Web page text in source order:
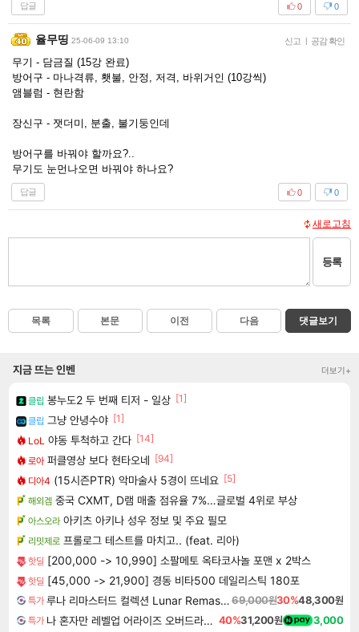
답글 0
0
율무띵 25-06-09 13:10 신고 | 공감 확인
무기 - 담금질 (15강 완료)
방어구 - 마나격류, 횃불, 안정, 저격, 바위거인 (10강씩)
앰블럼 - 현란함
장신구 - 잿더미, 분출, 불기둥인데
방어구를 바꿔야 할까요?..
무기도 눈먼나오면 바꿔야 하나요?
답글 0
0
새로고침
등록
목록 본문 이전 다음 댓글보기
지금 뜨는 인벤 더보기+
클립 봉누도2 두 번째 티저 - 일상 [1]
클립 그냥 안녕수야 [1]
LoL 야동 투척하고 간다 [14]
로아 퍼클영상 보다 현타오네 [94]
디아4 (15시즌PTR) 악마술사 5경이 뜨네요 [5]
해외겜 중국 CXMT, D램 매출 점유율 7%…글로벌 4위로 부상
아스오라 아키츠 아키나 성우 정보 및 주요 필모
리밋제로 프롤로그 테스트를 마치고.. (feat. 리아)
핫딜 [200,000 -> 10,990] 소팔메토 옥타코사놀 포맨 x 2박스
핫딜 [45,000 -> 21,900] 경동 비타500 데일리스틱 180포
특가 루나 리마스터드 컬렉션 Lunar Remastered Collection69,000원30%48,300원
특가 나 혼자만 레벨업 어라이즈 오버드라이브 디럭스 에디션 Solo Leveling Arise Overdrive Deluxe Edition 40%31,200원 3,000